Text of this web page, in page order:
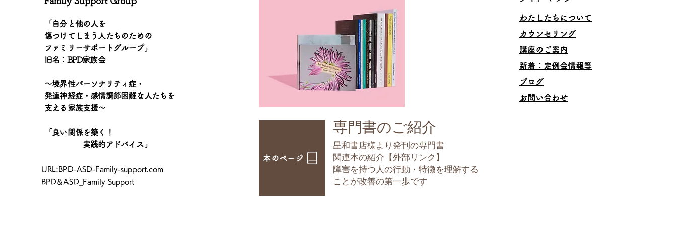
「自分と他の人を
傷つけてしまう人たちのための
ファミリーサポートグループ」
旧名：BPD家族会
〜境界性パーソナリティ症・
発達神経症・感情調節困難な人たちを
支える家族支援〜
「良い関係を築く！
実践的アドバイス」
​URL:BPD-ASD-Family-support.com
BPD＆ASD_Family Support
本のページ
​専門書のご紹介
星和書店様より発刊の専門書
​関連本の紹介【外部リンク】
障害を持つ人の行動・特徴を理解する
ことが改善の第一歩です
わたしたちについて
カウンセリング
講座のご案内
​新着：定例会情報等
ブログ
お問い合わせ